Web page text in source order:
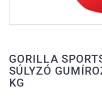
GORILLA
SÚLYZÓ
KG